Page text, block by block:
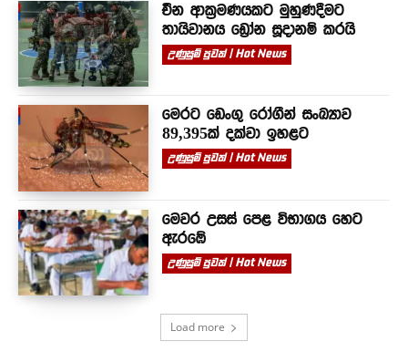
චීන ආක්‍රමණයකට මුහුණදීමට
තායිවානය ඩ්‍රෝන සූදානම් කරයි
උණුසුම් පුවත් | Hot News
මෙරට ඩෙංගු රෝගීන් සංඛ්‍යාව
89,395ක් දක්වා ඉහළට
උණුසුම් පුවත් | Hot News
මෙවර උසස් පෙළ විභාගය හෙට
ඇරඹේ
උණුසුම් පුවත් | Hot News
Load more